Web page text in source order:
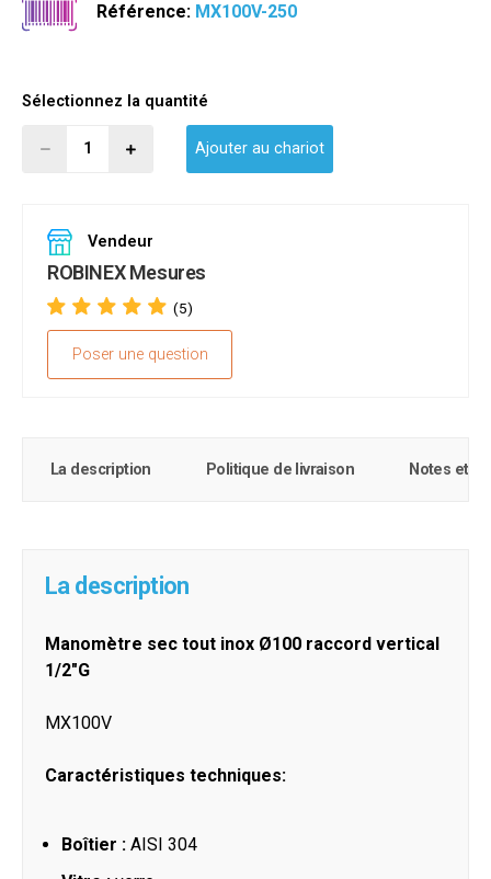
Référence: MX100V-250
Sélectionnez la quantité
Ajouter au chariot
Vendeur
ROBINEX Mesures
(5)
Poser une question
La description Politique de livraison Notes et
La description
Manomètre sec tout inox Ø100 raccord vertical
1/2"G
MX100V
Caractéristiques techniques:
Boîtier : AISI 304